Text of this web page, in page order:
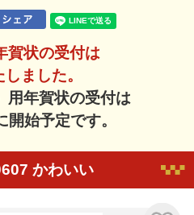
賀状の受付は
ました。
用年賀状の受付は
始予定です。
かわいい